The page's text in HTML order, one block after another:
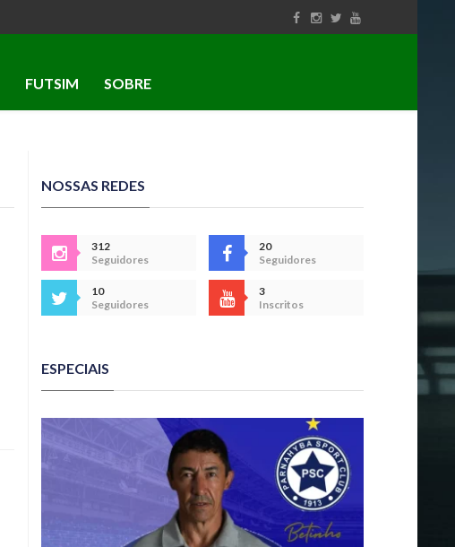
FUTSIM SOBRE
NOSSAS REDES
312
Seguidores
20
Seguidores
10
Seguidores
3
Inscritos
ESPECIAIS